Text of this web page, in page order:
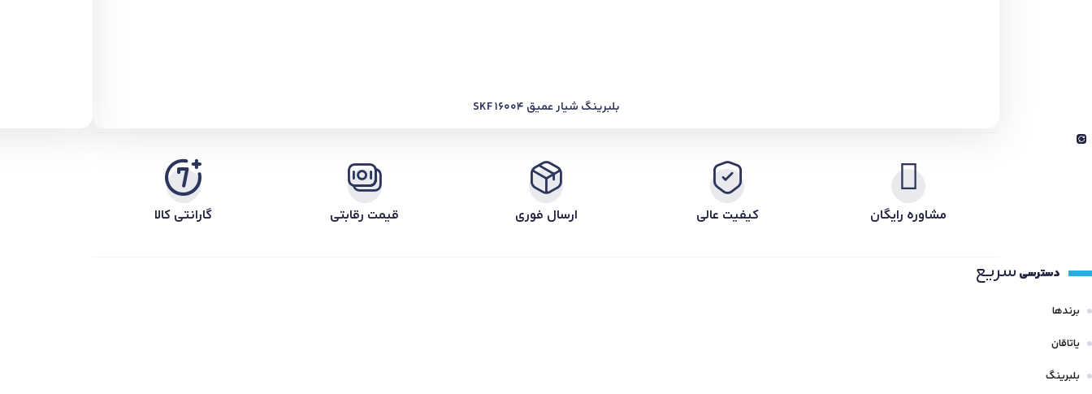
بلبرینگ شیار عمیق SKF 16004
مشاوره رایگان کیفیت عالی ارسال فوری قیمت رقابتی گارانتی کالا
دسترسی سریع
برندها
یاتاقان
بلبرینگ